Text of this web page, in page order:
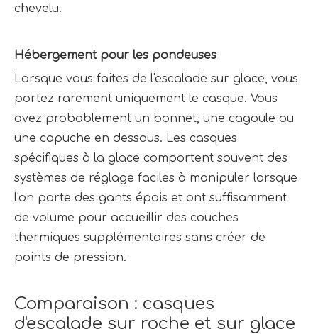
chevelu.
Hébergement pour les pondeuses
Lorsque vous faites de l'escalade sur glace, vous
portez rarement uniquement le casque. Vous
avez probablement un bonnet, une cagoule ou
une capuche en dessous. Les casques
spécifiques à la glace comportent souvent des
systèmes de réglage faciles à manipuler lorsque
l'on porte des gants épais et ont suffisamment
de volume pour accueillir des couches
thermiques supplémentaires sans créer de
points de pression.
Comparaison : casques
d'escalade sur roche et sur glace